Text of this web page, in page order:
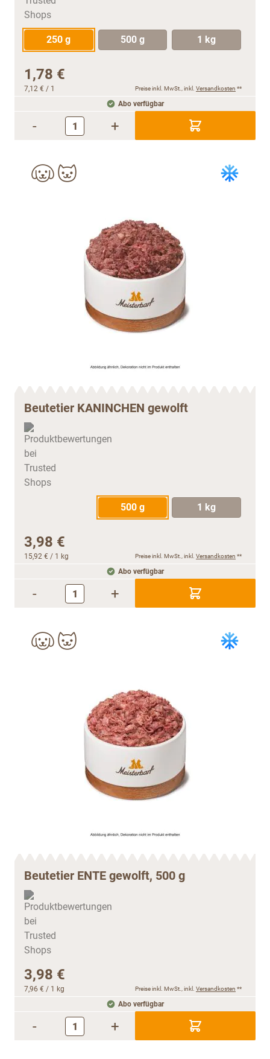
250 g 500 g 1 kg
1,78 €
7,12 € / 1 Preise inkl. MwSt., inkl. Versandkosten **
Abo verfügbar
- +
Beutetier KANINCHEN gewolft
500 g 1 kg
3,98 €
15,92 € / 1 kg Preise inkl. MwSt., inkl. Versandkosten **
Abo verfügbar
- +
Beutetier ENTE gewolft, 500 g
3,98 €
7,96 € / 1 kg Preise inkl. MwSt., inkl. Versandkosten **
Abo verfügbar
- +